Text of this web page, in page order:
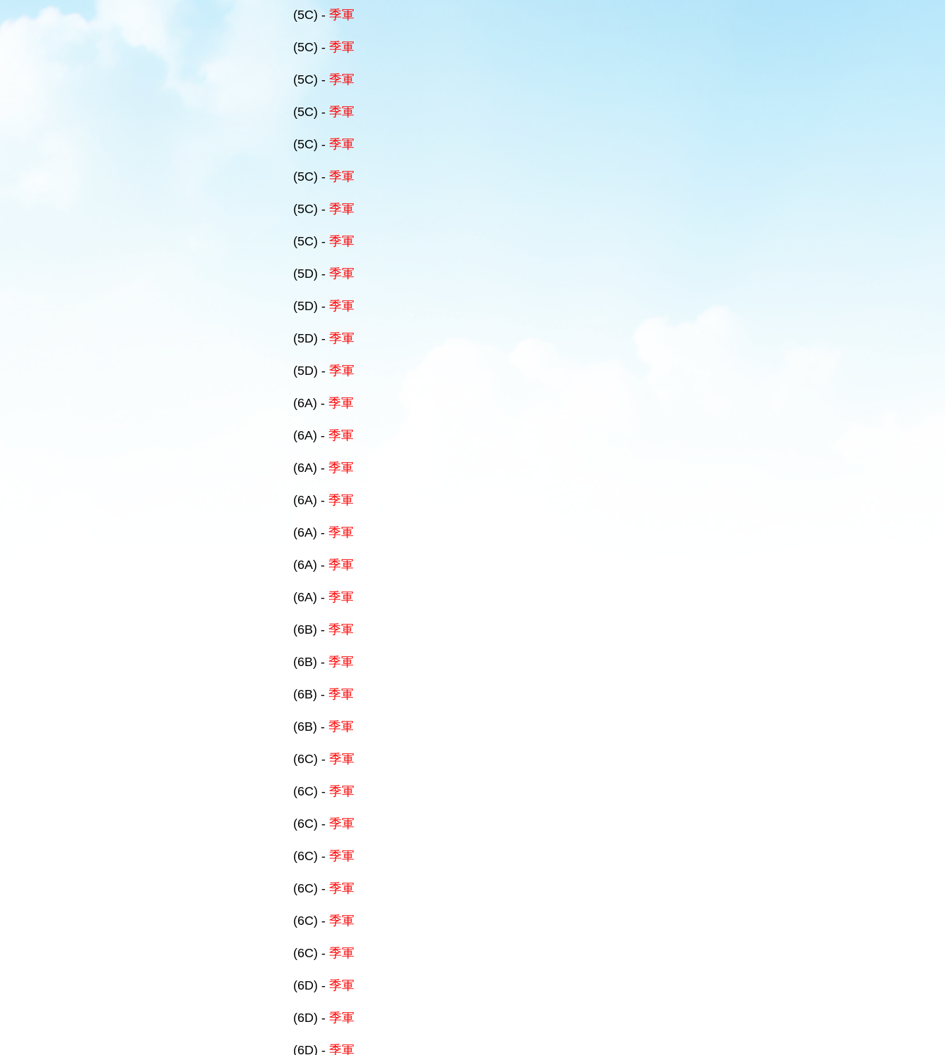
(5C) - 季軍
(5C) - 季軍
(5C) - 季軍
(5C) - 季軍
(5C) - 季軍
(5C) - 季軍
(5C) - 季軍
(5C) - 季軍
(5D) - 季軍
(5D) - 季軍
(5D) - 季軍
(5D) - 季軍
(6A) - 季軍
(6A) - 季軍
(6A) - 季軍
(6A) - 季軍
(6A) - 季軍
(6A) - 季軍
(6A) - 季軍
(6B) - 季軍
(6B) - 季軍
(6B) - 季軍
(6B) - 季軍
(6C) - 季軍
(6C) - 季軍
(6C) - 季軍
(6C) - 季軍
(6C) - 季軍
(6C) - 季軍
(6C) - 季軍
(6D) - 季軍
(6D) - 季軍
(6D) - 季軍